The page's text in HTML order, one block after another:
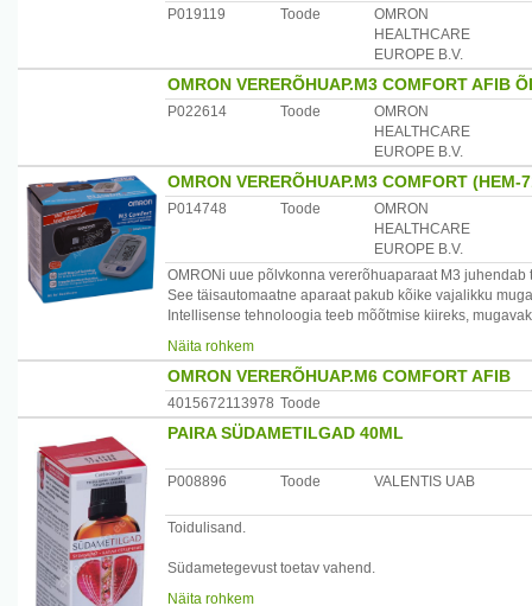
P019119 Toode
OMRON
HEALTHCARE
EUROPE B.V.
OMRON VERERÕHUAP.M3 COMFORT AFIB
P022614 Toode
OMRON
HEALTHCARE
EUROPE B.V.
OMRON VERERÕHUAP.M3 COMFORT (HEM-
P014748 Toode
OMRON
HEALTHCARE
EUROPE B.V.
OMRONi uue põlvkonna vererõhuaparaat M3
See täisautomaatne aparaat pakub kõike vajalikku
Intellisense tehnoloogia teeb mõõtmise kiireks,
M3 tuvastab ebaregulaarse südamerütmi või keha
mõõtmist korrata. Kuvatakse ainult täpsed
Aparaat kontrollib manseti täitumise ajal, kas mansett
Manseti ümbermõõt: 22-42 cm.
Garantii: 2 aastat ostukuupäevast alates
Päritoluriik: Jaapan
Maaletooja:AS Mefo, Järveotsa tee 50C, Tallinn, 13520,
Näita rohkem
OMRON VERERÕHUAP.M6 COMFORT AFIB
4015672113978 Toode
PAIRA SÜDAMETILGAD 40ML
P008896 Toode VALENTIS UAB
Toidulisand.
Südametegevust toetav vahend.
Näita rohkem